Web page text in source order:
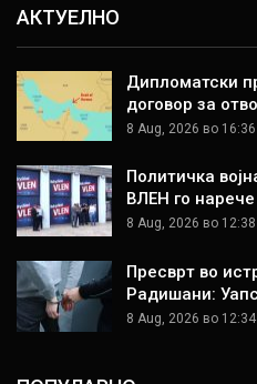
АКТУЕЛНО
Дипломатски
договор за
8 Aug, 2026 во 16:36
Политичка
ВЛЕН го
8 Aug, 2026 во 12:38
Пресврт во
Радишани:
8 Aug, 2026 во 12:34